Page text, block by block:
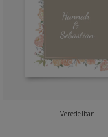
Veredelbar